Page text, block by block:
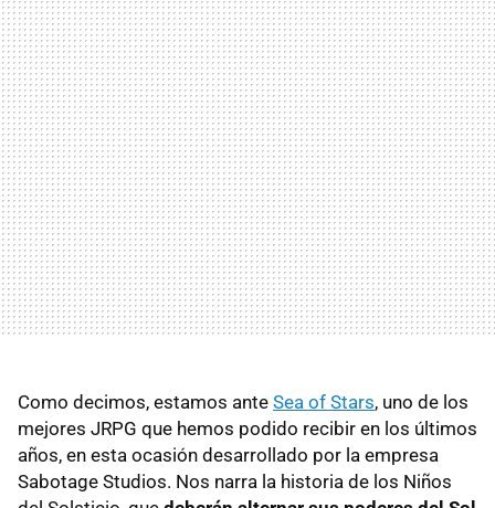
Como decimos, estamos ante Sea of Stars, uno de los
mejores JRPG que hemos podido recibir en los últimos
años, en esta ocasión desarrollado por la empresa
Sabotage Studios. Nos narra la historia de los Niños